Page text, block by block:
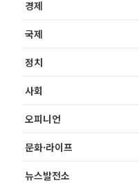
경제
국제
정치
사회
오피니언
문화·라이프
뉴스발전소